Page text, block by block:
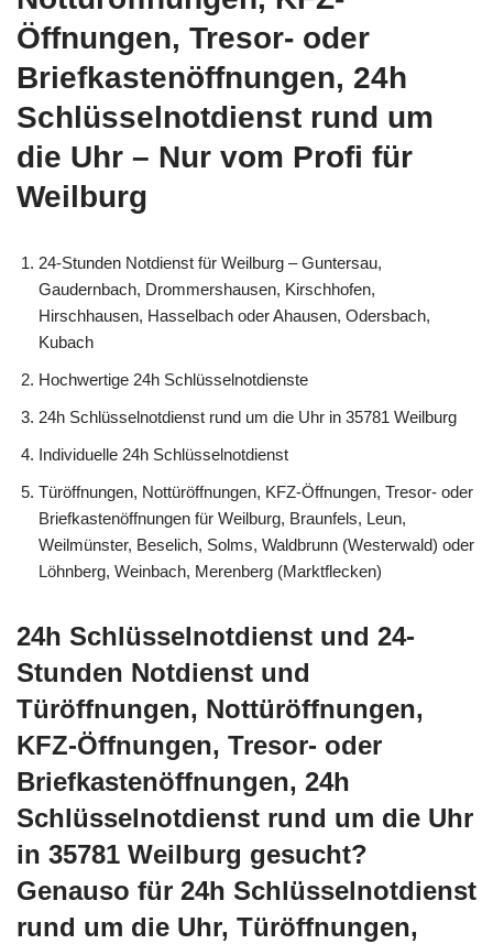
Öffnungen, Tresor- oder
Briefkastenöffnungen, 24h
Schlüsselnotdienst rund um
die Uhr – Nur vom Profi für
Weilburg
24-Stunden Notdienst für Weilburg – Guntersau,
Gaudernbach, Drommershausen, Kirschhofen,
Hirschhausen, Hasselbach oder Ahausen, Odersbach,
Kubach
Hochwertige 24h Schlüsselnotdienste
24h Schlüsselnotdienst rund um die Uhr in 35781 Weilburg
Individuelle 24h Schlüsselnotdienst
Türöffnungen, Nottüröffnungen, KFZ-Öffnungen, Tresor- oder
Briefkastenöffnungen für Weilburg, Braunfels, Leun,
Weilmünster, Beselich, Solms, Waldbrunn (Westerwald) oder
Löhnberg, Weinbach, Merenberg (Marktflecken)
24h Schlüsselnotdienst und 24-
Stunden Notdienst und
Türöffnungen, Nottüröffnungen,
KFZ-Öffnungen, Tresor- oder
Briefkastenöffnungen, 24h
Schlüsselnotdienst rund um die Uhr
in 35781 Weilburg gesucht?
Genauso für 24h Schlüsselnotdienst
rund um die Uhr, Türöffnungen,